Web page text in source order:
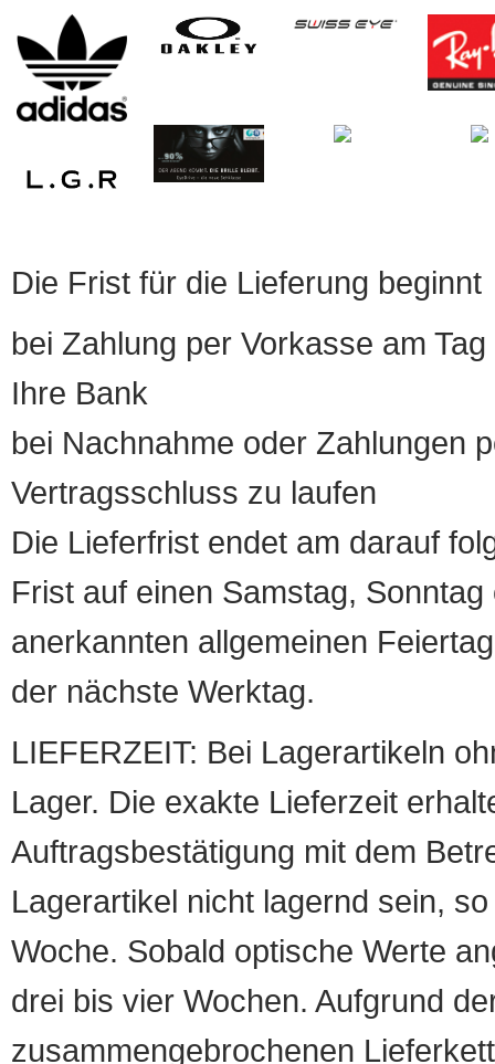
Die Frist für die Lieferung beginnt
bei Zahlung per Vorkasse am
Ihre Bank
bei Nachnahme oder Zahlungen
Vertragsschluss zu laufen
Die Lieferfrist endet am darauf
Frist auf einen Samstag,
anerkannten allgemeinen
der nächste Werktag.
LIEFERZEIT: Bei Lagerartikeln
Lager. Die exakte Lieferzeit
Auftragsbestätigung mit dem
Lagerartikel nicht lagernd sein,
Woche. Sobald optische Werte
drei bis vier Wochen. Aufgrund
zusammengebrochenen